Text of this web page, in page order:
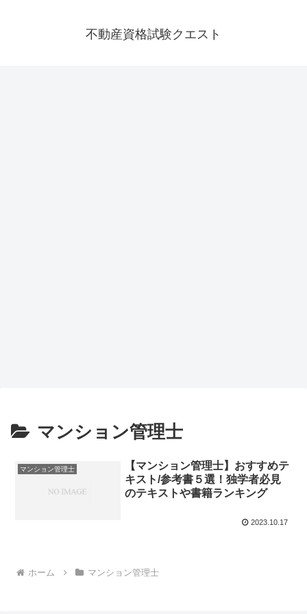
不動産資格試験クエスト
マンション管理士
マンション管理士
【マンション管理士】おすすめテ
キスト/参考書５選！独学者必見
のテキストや書籍ランキング
2023.10.17
ホーム マンション管理士